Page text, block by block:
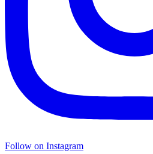
Follow on Instagram